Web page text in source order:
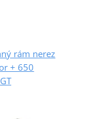
rám nerez
+ 650